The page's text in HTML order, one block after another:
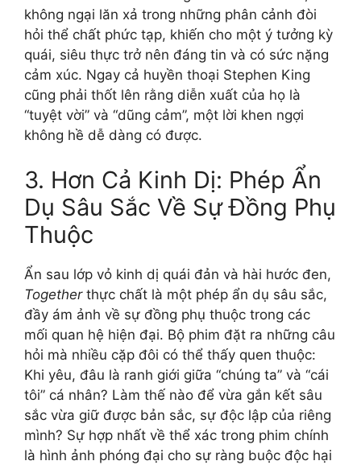
không ngại lăn xả trong những phân cảnh đòi
hỏi thể chất phức tạp, khiến cho một ý tưởng kỳ
quái, siêu thực trở nên đáng tin và có sức nặng
cảm xúc. Ngay cả huyền thoại Stephen King
cũng phải thốt lên rằng diễn xuất của họ là
“tuyệt vời” và “dũng cảm”, một lời khen ngợi
không hề dễ dàng có được.
3. Hơn Cả Kinh Dị: Phép Ẩn
Dụ Sâu Sắc Về Sự Đồng Phụ
Thuộc
Ẩn sau lớp vỏ kinh dị quái đản và hài hước đen,
Togetherthực chất là một phép ẩn dụ sâu sắc,
đầy ám ảnh về sự đồng phụ thuộc trong các
mối quan hệ hiện đại. Bộ phim đặt ra những câu
hỏi mà nhiều cặp đôi có thể thấy quen thuộc:
Khi yêu, đâu là ranh giới giữa “chúng ta” và “cái
tôi” cá nhân? Làm thế nào để vừa gắn kết sâu
sắc vừa giữ được bản sắc, sự độc lập của riêng
mình? Sự hợp nhất về thể xác trong phim chính
là hình ảnh phóng đại cho sự ràng buộc độc hại